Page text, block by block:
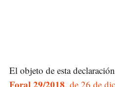
El objeto de esta
, de 26 de